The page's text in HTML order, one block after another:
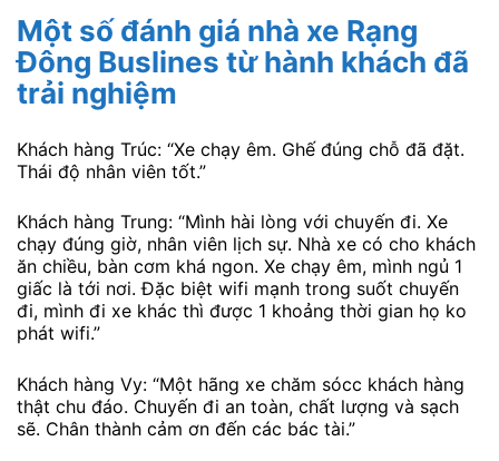
Một số đánh giá nhà xe Rạng
Đông Buslines từ hành khách đã
trải nghiệm
Khách hàng Trúc: “Xe chạy êm. Ghế đúng chỗ đã đặt.
Thái độ nhân viên tốt.”
Khách hàng Trung: “Mình hài lòng với chuyến đi. Xe
chạy đúng giờ, nhân viên lịch sự. Nhà xe có cho khách
ăn chiều, bàn cơm khá ngon. Xe chạy êm, mình ngủ 1
giấc là tới nơi. Đặc biệt wifi mạnh trong suốt chuyến
đi, mình đi xe khác thì được 1 khoảng thời gian họ ko
phát wifi.”
Khách hàng Vy: “Một hãng xe chăm sócc khách hàng
thật chu đáo. Chuyến đi an toàn, chất lượng và sạch
sẽ. Chân thành cảm ơn đến các bác tài.”